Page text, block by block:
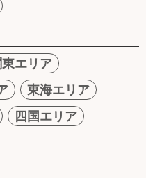
東エリア
東海エリア
四国エリア